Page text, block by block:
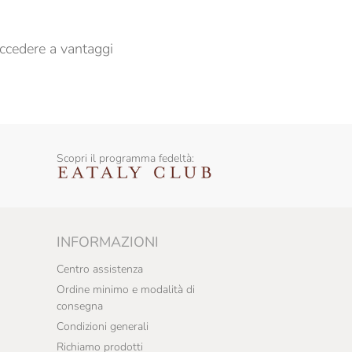
a vantaggi
Scopri il programma fedeltà:
INFORMAZIONI
Centro assistenza
Ordine minimo e modalità di
consegna
Condizioni generali
Richiamo prodotti